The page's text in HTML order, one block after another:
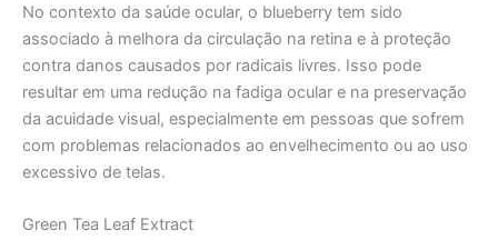
No contexto da saúde ocular, o blueberry tem sido
associado à melhora da circulação na retina e à proteção
contra danos causados por radicais livres. Isso pode
resultar em uma redução na fadiga ocular e na preservação
da acuidade visual, especialmente em pessoas que sofrem
com problemas relacionados ao envelhecimento ou ao uso
excessivo de telas.
Green Tea Leaf Extract